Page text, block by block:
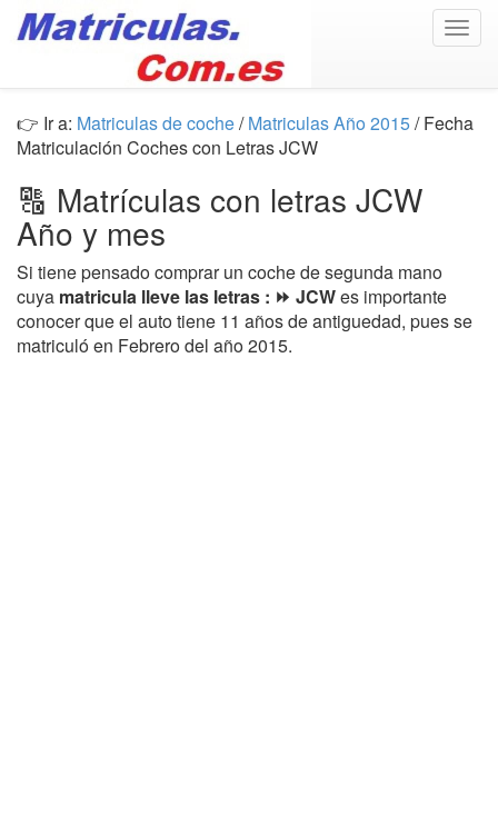
👉 Ir a: Matriculas de coche/Matriculas Año 2015/ Fecha
Matriculación Coches con Letras JCW
🔠 Matrículas con letras JCW
Año y mes
Si tiene pensado comprar un coche de segunda mano
cuya matricula lleve las letras : ⏩ JCWes importante
conocer que el auto tiene 11 años de antiguedad, pues se
matriculó en Febrero del año 2015.